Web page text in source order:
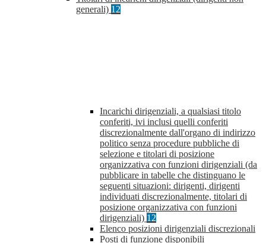
generali) 12
Incarichi dirigenziali, a qualsiasi titolo
conferiti, ivi inclusi quelli conferiti
discrezionalmente dall'organo di indirizzo
politico senza procedure pubbliche di
selezione e titolari di posizione
organizzativa con funzioni dirigenziali (da
pubblicare in tabelle che distinguano le
seguenti situazioni: dirigenti, dirigenti
individuati discrezionalmente, titolari di
posizione organizzativa con funzioni
dirigenziali) 12
Elenco posizioni dirigenziali discrezionali
Posti di funzione disponibili